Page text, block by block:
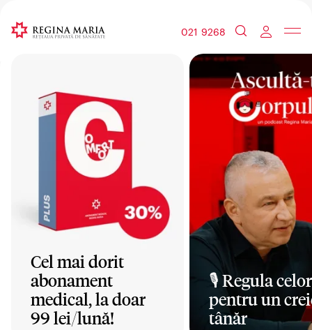
021 9268
Cel mai dorit
abonament
medical, la doar
99 lei/lună!
🎙️ Regula
pentru un
tânăr